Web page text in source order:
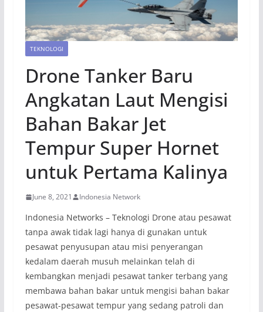
TEKNOLOGI
Drone Tanker Baru
Angkatan Laut Mengisi
Bahan Bakar Jet
Tempur Super Hornet
untuk Pertama Kalinya
June 8, 2021 Indonesia Network
Indonesia Networks – Teknologi Drone atau pesawat
tanpa awak tidak lagi hanya di gunakan untuk
pesawat penyusupan atau misi penyerangan
kedalam daerah musuh melainkan telah di
kembangkan menjadi pesawat tanker terbang yang
membawa bahan bakar untuk mengisi bahan bakar
pesawat-pesawat tempur yang sedang patroli dan